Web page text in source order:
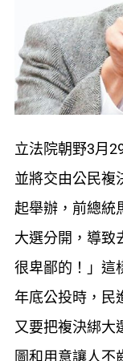
立法院朝野3月
並將交由公民複
起舉辦，前總統
大選分開，導致
很卑鄙的！」這
年底公投時，民
又要把複決綁大
圖和用意讓人不